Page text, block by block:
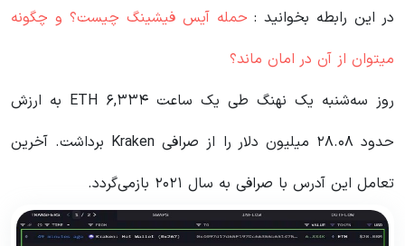
در این رابطه بخوانید‌ : حمله آیس فیشینگ چیست؟ و چگونه
میتوان از آن در امان ماند؟
روز سه‌شنبه یک نهنگ طی یک ساعت ۶,۳۳۴ ETH به ارزش
حدود ۲۸.۰۸ میلیون دلار را از صرافی Kraken برداشت. آخرین
تعامل این آدرس با صرافی به سال ۲۰۲۱ بازمی‌گردد.